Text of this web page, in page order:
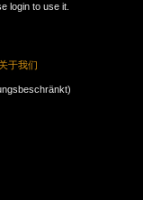
login to use it.
关于我们